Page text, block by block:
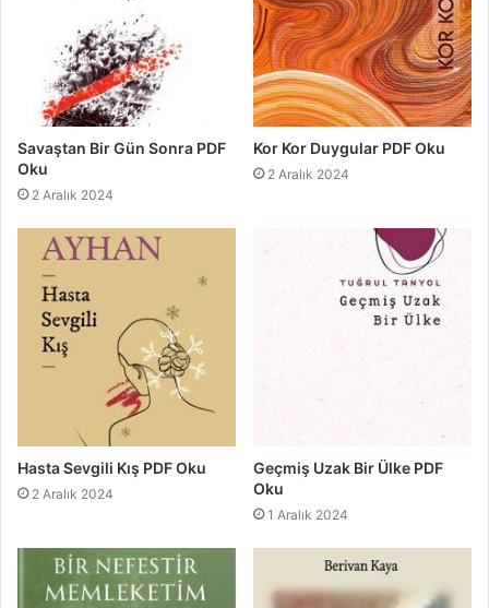
Savaştan Bir Gün Sonra PDF
Oku
2 Aralık 2024
Kor Kor Duygular PDF Oku
2 Aralık 2024
Hasta Sevgili Kış PDF Oku
2 Aralık 2024
Geçmiş Uzak Bir Ülke PDF
Oku
1 Aralık 2024